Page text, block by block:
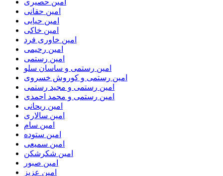
امین حصیری
امین حقانی
امین حیایی
امین خاکی
امین خاوری فرد
امین رحیمی
امین رستمی
امین رستمی و ساسان سلو
امین رستمی و کوروش خسروی
امین رستمی و مجید رستمی
امین رستمی و محمد احمدی
امین ریحانی
امین سالاری
امین سام
امین ستوده
امین سمیعی
امین شکرشکن
امین صبور
امین عزیز